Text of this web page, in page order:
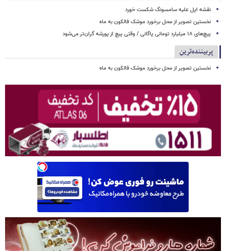
نقشه اپل علیه سامسونگ شکست خورد
نخستین تصویر از محل برخورد موشک فالکون به ماه
پیچ‌های ۱۸ میلیارد تومانی پاگانی / وقتی پیچ از پورشه گران‌تر می‌شود
پربیننده‌ترین
نخستین تصویر از محل برخورد موشک فالکون به ماه